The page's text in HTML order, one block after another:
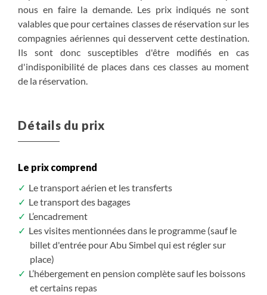
disponibilité (guide egyptologue - 30€ d’honoraires
pour tout le groupe).
2 990 €/ pers
S'inscrire
2 990 €/ pers
S'inscrire
nous en faire la demande. Les prix indiqués ne sont
valables que pour certaines classes de réservation sur les
compagnies aériennes qui desservent cette destination.
Ils sont donc susceptibles d'être modifiés en cas
d'indisponibilité de places dans ces classes au moment
de la réservation.
Détails du prix
Le prix comprend
Le transport aérien et les transferts
Le transport des bagages
L’encadrement
Les visites mentionnées dans le programme (sauf le
billet d'entrée pour Abu Simbel qui est régler sur
place)
L’hébergement en pension complète sauf les boissons
et certains repas